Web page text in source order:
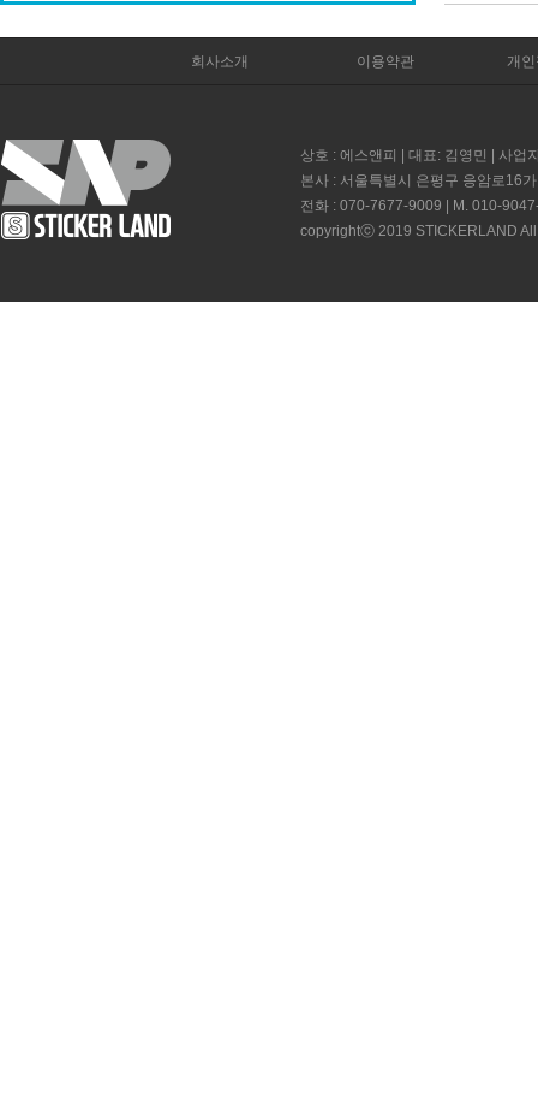
회사소개 이용약관 개
상호 : 에스앤피 | 대표: 김영민 | 사
본사 : 서울특별시 은평구 응암로16
전화 : 070-7677-9009 | M. 010-
copyrightⓒ 2019 STICKERLAND